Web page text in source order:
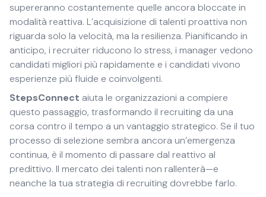
supereranno costantemente quelle ancora bloccate in
modalità reattiva. L’acquisizione di talenti proattiva non
riguarda solo la velocità, ma la resilienza. Pianificando in
anticipo, i recruiter riducono lo stress, i manager vedono
candidati migliori più rapidamente e i candidati vivono
esperienze più fluide e coinvolgenti.
StepsConnect aiuta le organizzazioni a compiere
questo passaggio, trasformando il recruiting da una
corsa contro il tempo a un vantaggio strategico. Se il tuo
processo di selezione sembra ancora un’emergenza
continua, è il momento di passare dal reattivo al
predittivo. Il mercato dei talenti non rallenterà—e
neanche la tua strategia di recruiting dovrebbe farlo.